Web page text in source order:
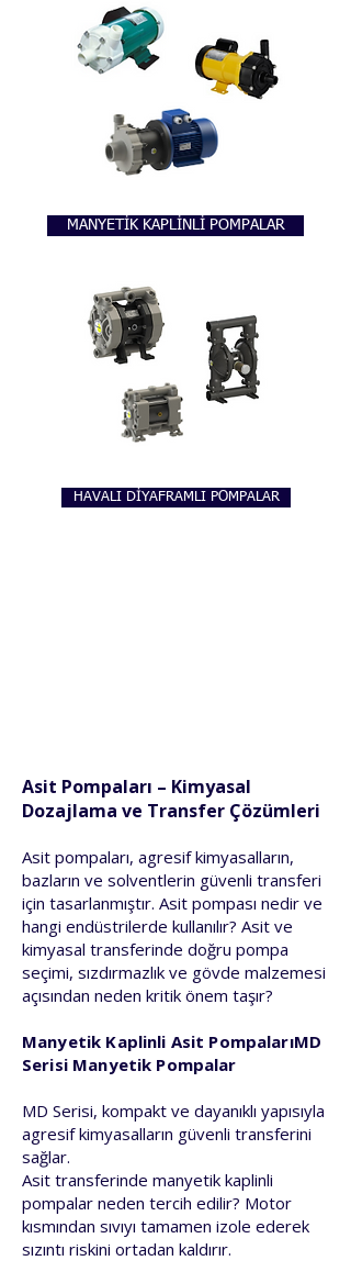
MANYETİK KAPLİNLİ POMPALAR
HAVALI DİYAFRAMLI POMPALAR
Asit Pompaları – Kimyasal
Dozajlama ve Transfer Çözümleri
Asit pompaları, agresif kimyasalların,
bazların ve solventlerin güvenli transferi
için tasarlanmıştır. Asit pompası nedir ve
hangi endüstrilerde kullanılır? Asit ve
kimyasal transferinde doğru pompa
seçimi, sızdırmazlık ve gövde malzemesi
açısından neden kritik önem taşır?
Manyetik Kaplinli Asit PompalarıMD
Serisi Manyetik Pompalar
MD Serisi, kompakt ve dayanıklı yapısıyla
agresif kimyasalların güvenli transferini
sağlar.
Asit transferinde manyetik kaplinli
pompalar neden tercih edilir? Motor
kısmından sıvıyı tamamen izole ederek
sızıntı riskini ortadan kaldırır.